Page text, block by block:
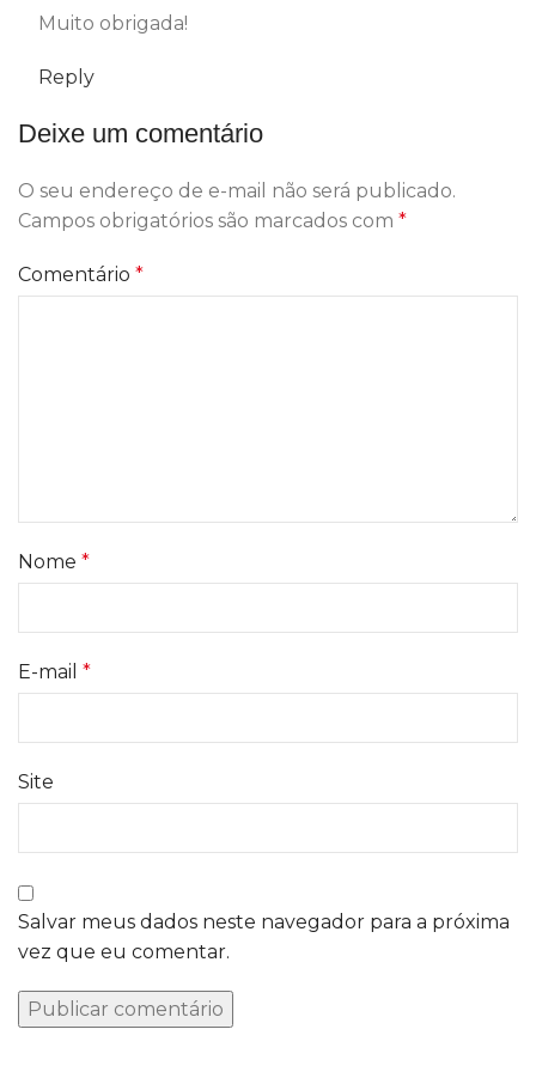
Muito obrigada!
Reply
Deixe um comentário
O seu endereço de e-mail não será publicado.
Campos obrigatórios são marcados com *
Comentário *
Nome *
E-mail *
Site
Salvar meus dados neste navegador para a próxima
vez que eu comentar.